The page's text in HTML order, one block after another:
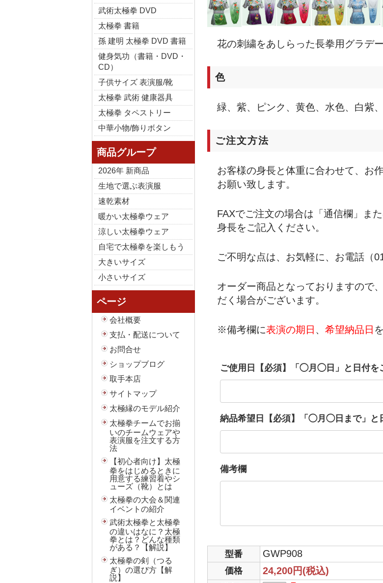
武術太極拳 DVD
太極拳 書籍
孫 建明 太極拳 DVD 書籍
健身気功（書籍・DVD・
CD）
子供サイズ 表演服/靴
太極拳 武術 健康器具
太極拳 タペストリー
中華小物/飾りボタン
商品グループ
2026年 新商品
生地で選ぶ表演服
速乾素材
暖かい太極拳ウェア
涼しい太極拳ウェア
自宅で太極拳を楽しもう
大きいサイズ
小さいサイズ
ページ
会社概要
支払・配送について
お問合せ
ショップブログ
取手本店
サイトマップ
太極縁のモデル紹介
太極拳チームでお揃
いのチームウェアや
表演服を注文する方
法
【初心者向け】太極
拳をはじめるときに
用意する練習着やシ
ューズ（靴）とは
太極拳の大会＆関連
イベントの紹介
武術太極拳と太極拳
の違いはなに？太極
拳とは？どんな種類
がある？【解説】
太極拳の剣（つる
ぎ）の選び方【解
説】
花の刺繍をあしらった長拳用グラデ
色
緑、紫、ピンク、黄色、水色、白紫
ご注文方法
お客様の身長と体重に合わせて、お
お願い致します。
FAXでご注文の場合は「通信欄」ま
身長をご記入ください。
ご不明な点は、お気軽に、お電話（
オーダー商品となっておりますので
だく場合がございます。
※備考欄に表演の期日 、 希望納品日
ご使用日【必須】「◯月◯日」と日付を
納品希望日【必須】「◯月◯日まで」と
備考欄
型番 GWP908
価格 24,200円(税込)